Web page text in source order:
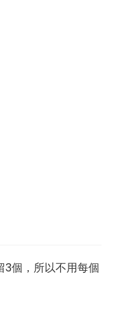
3個，所以不用每個